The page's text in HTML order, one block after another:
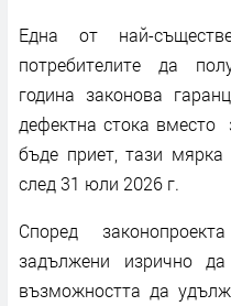
Една от най-
потребителите да
година законова
дефектна стока вместо
бъде приет, тази
след 31 юли 2026 г.
Според
задължени изрично
възможността да